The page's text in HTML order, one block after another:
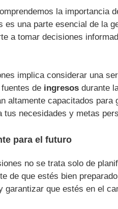
la importancia
es una parte esencial de la
a tomar decisiones
implica considerar una
de ingresos durante
altamente capacitados
tus necesidades y metas
para el futuro
no se trata solo de
de que estés bien
garantizar que estés en el